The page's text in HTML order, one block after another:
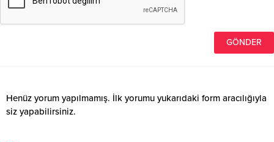
Henüz yorum yapılmamış. İlk yorumu yukarıdaki form aracılığıyla
siz yapabilirsiniz.